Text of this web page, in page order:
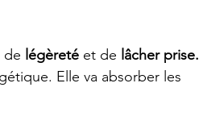
de légèreté et de lâcher prise.
Elle va absorber les